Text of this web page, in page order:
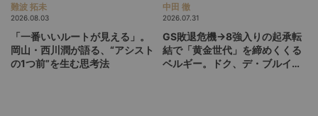
難波 拓未
2026.08.03
「一番いいルートが見える」。
岡山・西川潤が語る、“アシスト
の1つ前”を生む思考法
中田 徹
2026.07.31
GS敗退危機→8強入りの起承転
結で「黄金世代」を締めくくる
ベルギー。ドク、デ・ブルイネ